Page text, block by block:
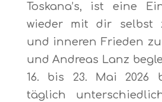
Toskana’s, ist eine
wieder mit dir selbst
und inneren Frieden
und Andreas Lanz
16. bis 23. Mai 2026
täglich